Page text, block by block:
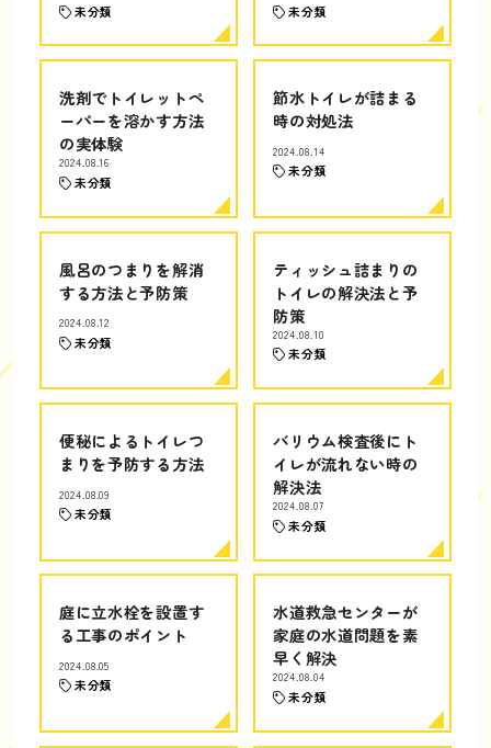
未分類 未分類
洗剤でトイレットペ
ーパーを溶かす方法
の実体験
2024.08.16
未分類
節水トイレが詰まる
時の対処法
2024.08.14
未分類
風呂のつまりを解消
する方法と予防策
2024.08.12
未分類
ティッシュ詰まりの
トイレの解決法と予
防策
2024.08.10
未分類
便秘によるトイレつ
まりを予防する方法
2024.08.09
未分類
バリウム検査後にト
イレが流れない時の
解決法
2024.08.07
未分類
庭に立水栓を設置す
る工事のポイント
2024.08.05
未分類
水道救急センターが
家庭の水道問題を素
早く解決
2024.08.04
未分類